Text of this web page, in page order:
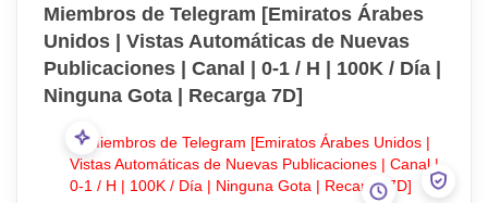
Miembros de Telegram [Emiratos Árabes
Unidos | Vistas Automáticas de Nuevas
Publicaciones | Canal | 0-1 / H | 100K / Día |
Ninguna Gota | Recarga 7D]